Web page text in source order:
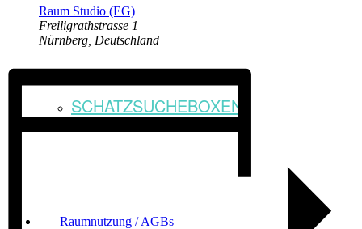
SCHATZSUCHEBOXEN
Raumnutzung / AGBs
Raum Studio (EG)
Freiligrathstrasse 1
Nürnberg, Deutschland